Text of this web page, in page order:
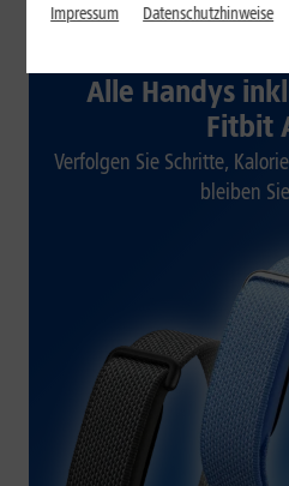
Alle Handys
Fitbit
Verfolgen Sie Schritte,
bleiben
Impressum Datenschutzhinweise